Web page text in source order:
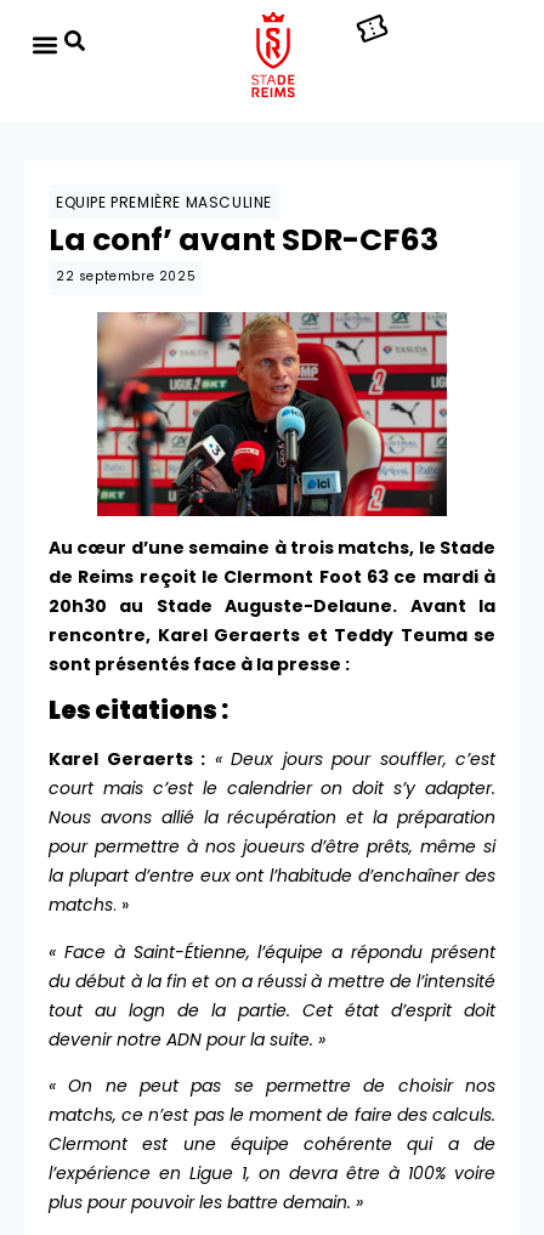
EQUIPE PREMIÈRE MASCULINE
La conf’ avant SDR-CF63
22 septembre 2025
Au cœur d’une semaine à trois matchs, le Stade
de Reims reçoit le Clermont Foot 63 ce mardi à
20h30 au Stade Auguste-Delaune. Avant la
rencontre, Karel Geraerts et Teddy Teuma se
sont présentés face à la presse :
Les citations :
Karel Geraerts : « Deux jours pour souffler, c’est
court mais c’est le calendrier on doit s’y adapter.
Nous avons allié la récupération et la préparation
pour permettre à nos joueurs d’être prêts, même si
la plupart d’entre eux ont l’habitude d’enchaîner des
matchs. »
« Face à Saint-Étienne, l’équipe a répondu présent
du début à la fin et on a réussi à mettre de l’intensité
tout au logn de la partie. Cet état d’esprit doit
devenir notre ADN pour la suite. »
« On ne peut pas se permettre de choisir nos
matchs, ce n’est pas le moment de faire des calculs.
Clermont est une équipe cohérente qui a de
l’expérience en Ligue 1, on devra être à 100% voire
plus pour pouvoir les battre demain. »